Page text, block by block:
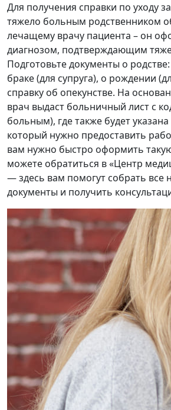
Для получения справки по уходу
тяжело больным родственником
лечащему врачу пациента – он
диагнозом, подтверждающим
Подготовьте документы о
браке (для супруга), о рождении
справку об опекунстве. На
врач выдаст больничный лист с
больным), где также будет
который нужно предоставить
вам нужно быстро оформить
можете обратиться в «Центр
— здесь вам помогут собрать все
документы и получить